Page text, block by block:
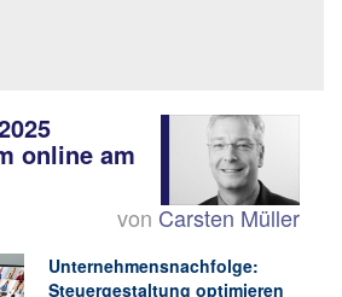
online am
von Carsten Müller
Unternehmensnachfolge:
Steuergestaltung optimieren